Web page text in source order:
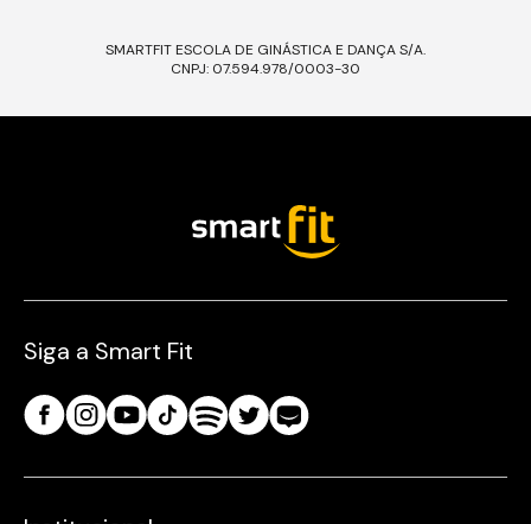
SMARTFIT ESCOLA DE GINÁSTICA E DANÇA S/A.
CNPJ: 07.594.978/0003-30
Siga a Smart Fit